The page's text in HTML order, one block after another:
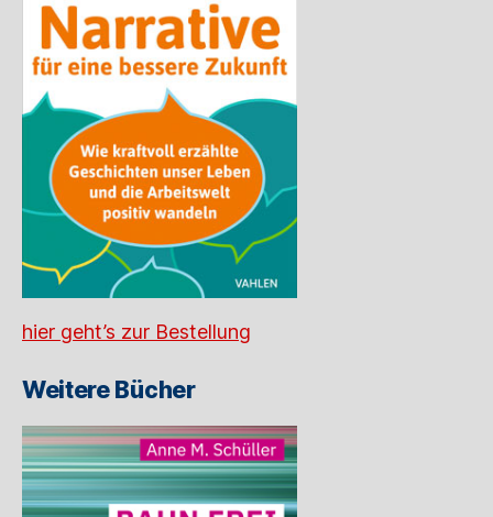
hier geht’s zur Bestellung
Weitere Bücher